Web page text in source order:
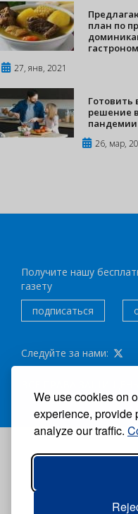
We use cookies on
experience, provide
analyze our traffic.
план по
27, янв, 2021
Готовить
решение
пандемии
26, мар,
Получите нашу
газету
подписаться
Следуйте за нами: